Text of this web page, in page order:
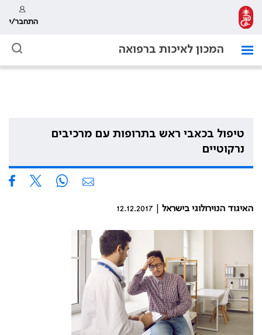
התחבר/י
המכון לאיכות ברפואה
טיפול בכאבי ראש בתרופות עם מרכיבים
נרקוטיים
האיגוד הנוירולוגי בישראל